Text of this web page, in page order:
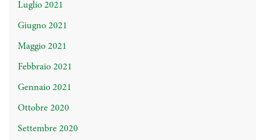
Luglio 2021
Giugno 2021
Maggio 2021
Febbraio 2021
Gennaio 2021
Ottobre 2020
Settembre 2020